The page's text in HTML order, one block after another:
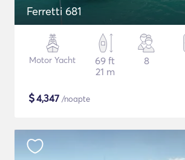
Ferretti 681
Motor Yacht
69 ft
21 m
8
$4,347 /noapte